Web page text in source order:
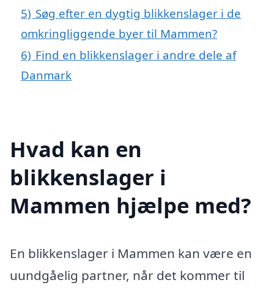
5) Søg efter en dygtig blikkenslager i de
omkringliggende byer til Mammen?
6) Find en blikkenslager i andre dele af
Danmark
Hvad kan en
blikkenslager i
Mammen hjælpe med?
En blikkenslager i Mammen kan være en
uundgåelig partner, når det kommer til